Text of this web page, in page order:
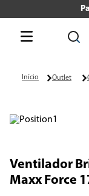
Outlet
Ventilador
Maxx Force
3º geladeira